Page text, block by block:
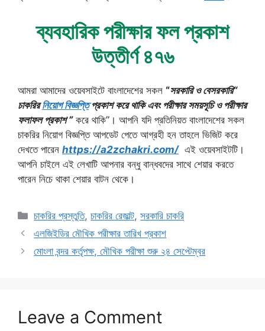
ব্যবহারিক পরীক্ষার ফল প্রকাশ
উত্তীর্ণ ৪৭৬
আমরা আমাদের ওয়েবসাইটে বাংলাদেশের সকল “সরকারি ও বেসরকারি“
চাকরিরনিয়োগ বিজ্ঞপ্তিপ্রকাশ করে থাকি এবং পরীক্ষার সময়সূচি ও পরীক্ষার
ফলাফল প্রকাশ ”করে থাকি”। আপনি যদি প্রতিনিয়ত বাংলাদেশের সকল
চাকরির নিয়োগ বিজ্ঞপ্তি আপডেট পেতে আগ্রহী হন তাহলে ভিজিট করে
দেখতে পারেন https://a2zchakri.com/এই ওয়েবসাইটটি।
আপনি চাইলে এই লেখাটি আপনার বন্ধু বান্ধবদের সাথে শেয়ার করতে
পারেন নিচে থাকা শেয়ার বাটন থেকে।
Categories
চাকরির প্রস্তুতি,চাকরির রেজাল্ট,সরকারি চাকরি
এলজিইডির মৌখিক পরীক্ষার তারিখ প্রকাশ
মোংলা বন্দর কর্তৃপক্ষ, মৌখিক পরীক্ষা শুরু ২৪ সেপ্টেম্বর
Leave a Comment